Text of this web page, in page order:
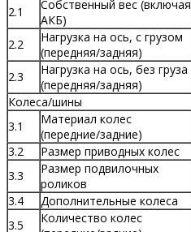
2.1
Собственный вес (включая
АКБ)
2.2
Нагрузка на ось, с грузом
(передняя/задняя)
2.3
Нагрузка на ось, без груза
(передняя/задняя)
Колеса/шины
3.1
Материал колес
(передние/задние)
3.2
Размер приводных колес
3.3
Размер подвилочных
роликов
3.4
Дополнительные колеса
3.5
Количество колес